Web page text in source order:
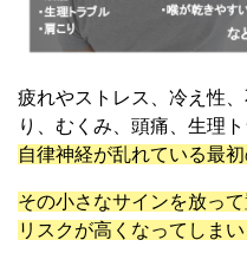
疲れやストレス、冷え性
り、むくみ、頭痛、生理ト
自律神経が乱れている最
その小さなサインを放っ
リスクが高くなってしまい